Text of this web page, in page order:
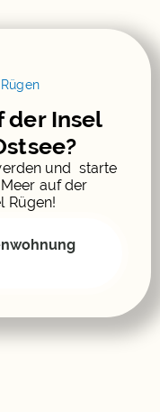
der Insel
und starte
auf der
Rügen!